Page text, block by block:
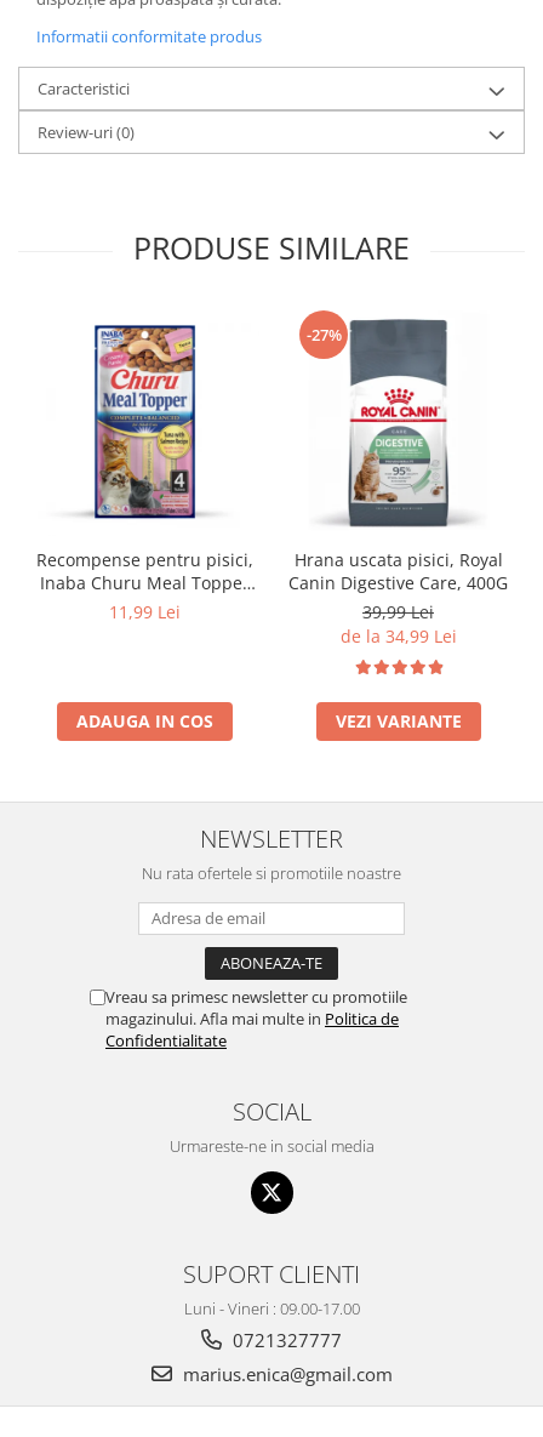
Informatii conformitate produs
Caracteristici
Review-uri(0)
PRODUSE SIMILARE
Recompense pentru pisici,
Inaba Churu Meal Topper
Tuna with Salmon Recipe
11,99 Lei
ADAUGA IN COS
-27%
Hrana uscata pisici, Royal
Canin Digestive Care, 400G
39,99 Lei
de la 34,99 Lei
VEZI VARIANTE
NEWSLETTER
Nu rata ofertele si promotiile noastre
Vreau sa primesc newsletter cu promotiile
magazinului. Afla mai multe in Politica de
Confidentialitate
SOCIAL
Urmareste-ne in social media
SUPORT CLIENTI
Luni - Vineri : 09.00-17.00
0721327777
marius.enica@gmail.com